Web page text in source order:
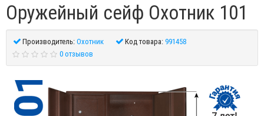
Оружейный сейф Охотник 101
Производитель:Охотник Код товара:991458
0 отзывов